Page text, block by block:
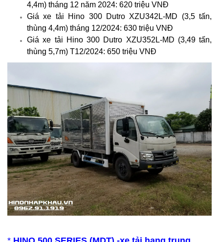
4,4m) tháng 12 năm 2024: 620 triệu VNĐ
Giá xe tải Hino 300 Dutro XZU342L-MD (3,5 tấn,
thùng 4,4m) tháng 12/2024: 630 triệu VNĐ
Giá xe tải Hino 300 Dutro XZU352L-MD (3,49 tấn,
thùng 5,7m) T12/2024: 650 triệu VNĐ